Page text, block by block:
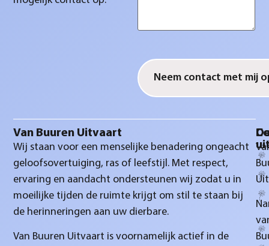
Van Buuren Uitvaart
Wij staan voor een menselijke benadering ongeacht
geloofsovertuiging, ras of leefstijl. Met respect,
ervaring en aandacht ondersteunen wij zodat u in
moeilijke tijden de ruimte krijgt om stil te staan bij
de herinneringen aan uw dierbare.
Van Buuren Uitvaart is voornamelijk actief in de